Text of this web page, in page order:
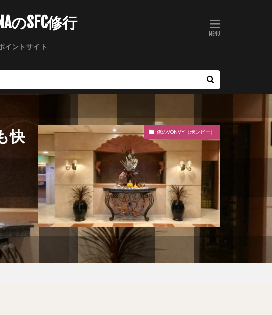
SFC修行
イントサイト
快
俺のVONVY（ボンビー）